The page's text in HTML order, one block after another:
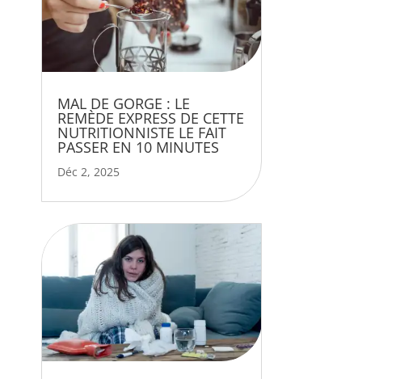
MAL DE GORGE : LE
REMÈDE EXPRESS DE CETTE
NUTRITIONNISTE LE FAIT
PASSER EN 10 MINUTES
Déc 2, 2025